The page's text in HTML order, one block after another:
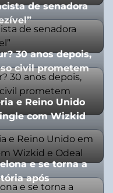
de senadora
30 anos depois,
civil prometem
e Reino Unido
com Wizkid
e se torna a
após